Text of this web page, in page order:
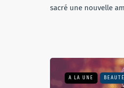
sacré une nouvelle
A LA UNE BEAUTÉ